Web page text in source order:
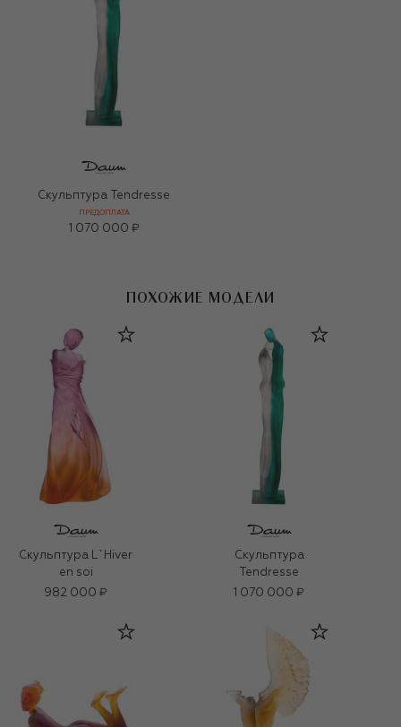
Скульптура Tendresse
ПРЕДОПЛАТА
1 070 000 ₽
ПОХОЖИЕ МОДЕЛИ
Скульптура L`Hiver
en soi
982 000 ₽
Скульптура
Tendresse
1 070 000 ₽